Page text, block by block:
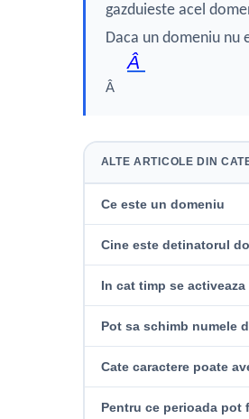
gazduieste acel
Daca un domeniu nu
Â
Â
ALTE ARTICOLE DIN
Ce este un domeniu
Cine este detinatorul
In cat timp se
Pot sa schimb numele
Cate caractere poate
Pentru ce perioada pot